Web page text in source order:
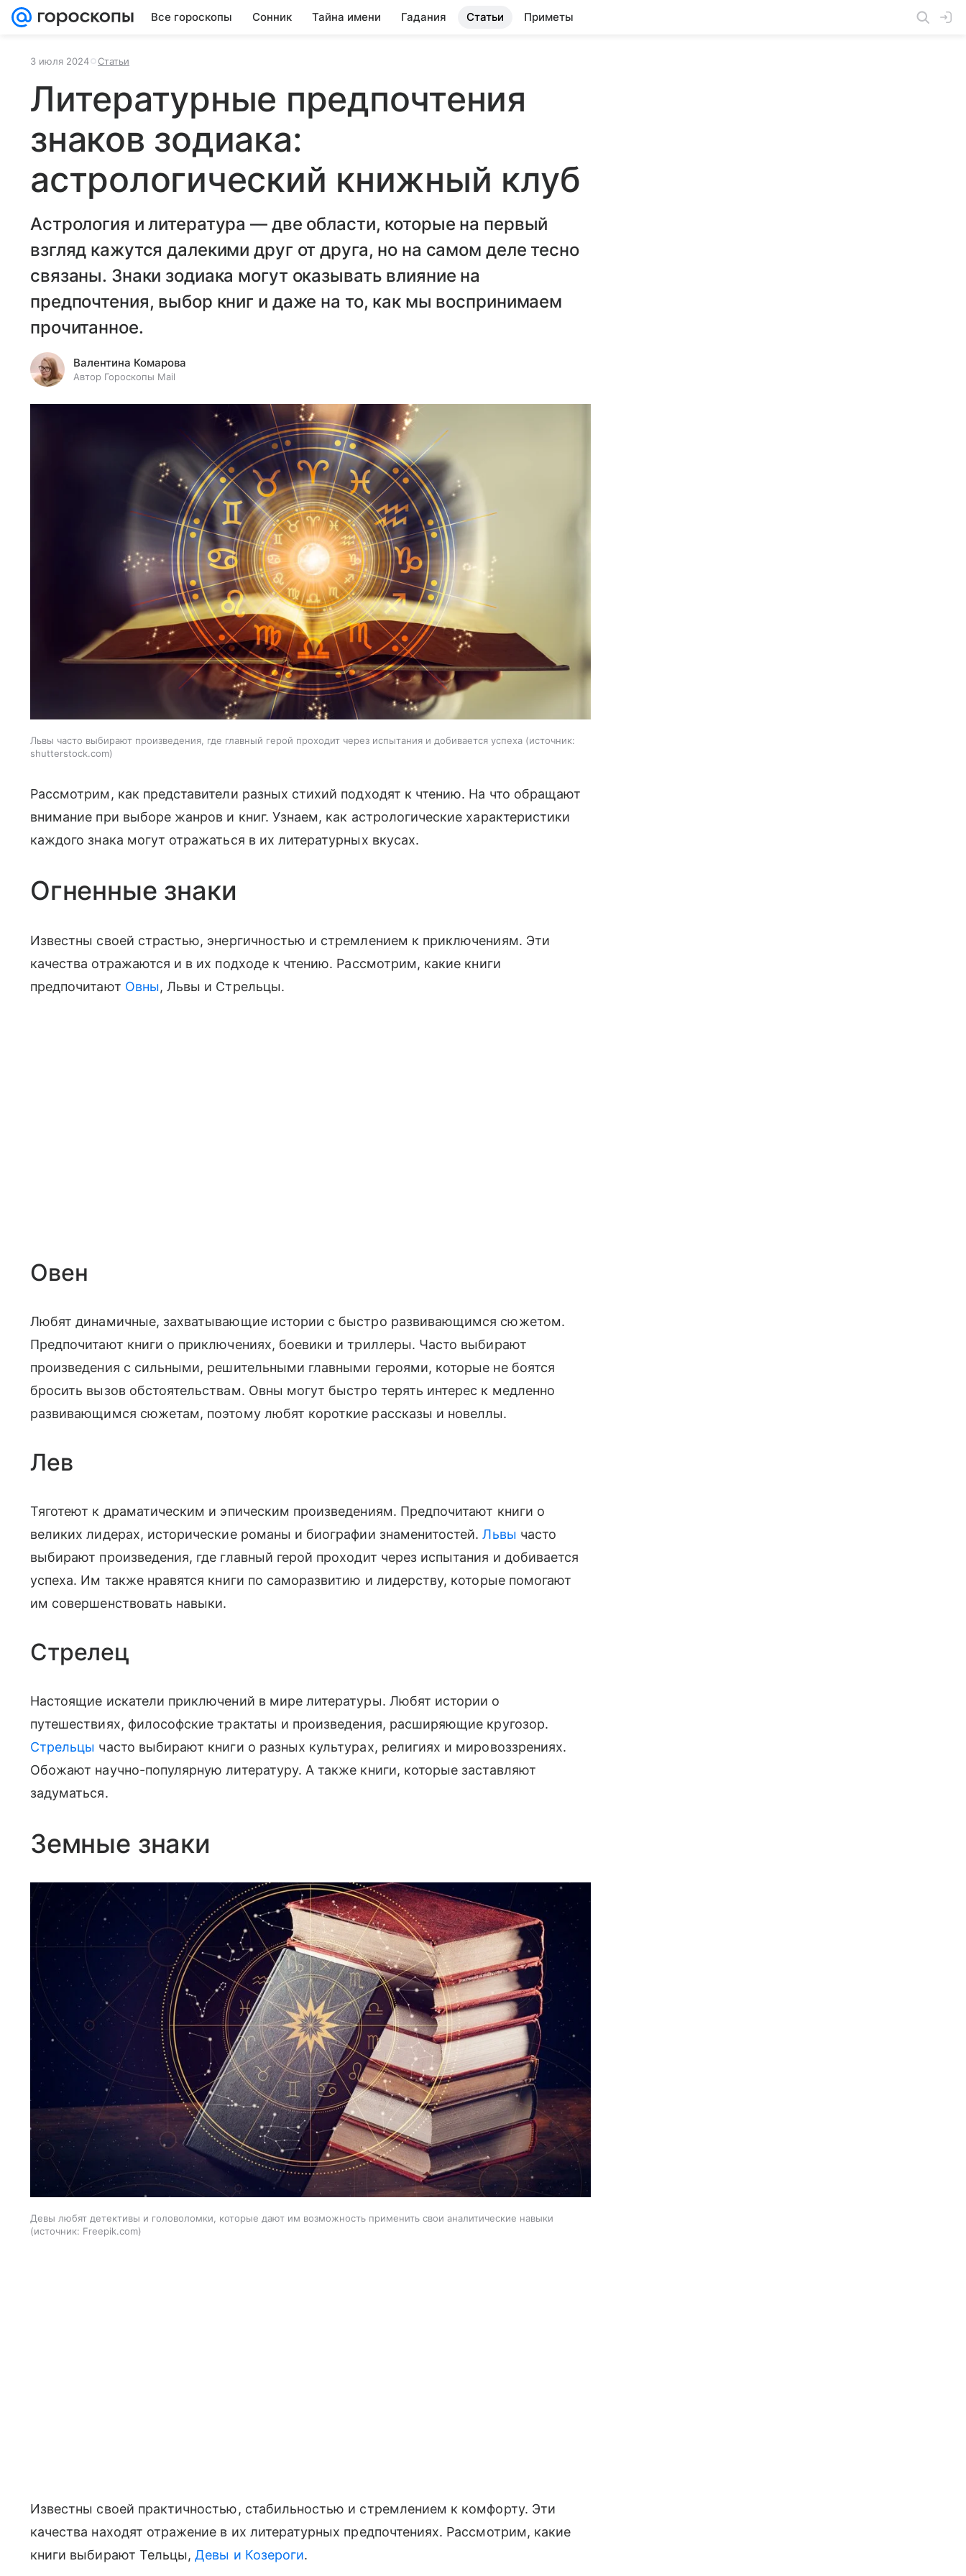
Все гороскопы Сонник Тайна имени Гадания Статьи Приметы
3 июля 2024 Статьи
Литературные предпочтения
знаков зодиака:
астрологический книжный клуб
Астрология и литература — две области, которые на первый
взгляд кажутся далекими друг от друга, но на самом деле тесно
связаны. Знаки зодиака могут оказывать влияние на
предпочтения, выбор книг и даже на то, как мы воспринимаем
прочитанное.
Валентина Комарова
Автор Гороскопы Mail
Львы часто выбирают произведения, где главный герой проходит через испытания и добивается успеха
источник:
shutterstock.com
Рассмотрим, как представители разных стихий подходят к чтению. На что обращают
внимание при выборе жанров и книг. Узнаем, как астрологические характеристики
каждого знака могут отражаться в их литературных вкусах.
Огненные знаки
Известны своей страстью, энергичностью и стремлением к приключениям. Эти
качества отражаются и в их подходе к чтению. Рассмотрим, какие книги
предпочитают Овны, Львы и Стрельцы.
Овен
Любят динамичные, захватывающие истории с быстро развивающимся сюжетом.
Предпочитают книги о приключениях, боевики и триллеры. Часто выбирают
произведения с сильными, решительными главными героями, которые не боятся
бросить вызов обстоятельствам. Овны могут быстро терять интерес к медленно
развивающимся сюжетам, поэтому любят короткие рассказы и новеллы.
Лев
Тяготеют к драматическим и эпическим произведениям. Предпочитают книги о
великих лидерах, исторические романы и биографии знаменитостей.Львы часто
выбирают произведения, где главный герой проходит через испытания и добивается
успеха. Им также нравятся книги по саморазвитию и лидерству, которые помогают
им совершенствовать навыки.
Стрелец
Настоящие искатели приключений в мире литературы. Любят истории о
путешествиях, философские трактаты и произведения, расширяющие кругозор.
Стрельцы часто выбирают книги о разных культурах, религиях и мировоззрениях.
Обожают научно-популярную литературу. А также книги, которые заставляют
задуматься.
Земные знаки
Девы любят детективы и головоломки, которые дают им возможность применить свои аналитические навыки
источник: Freepik.com
Известны своей практичностью, стабильностью и стремлением к комфорту. Эти
качества находят отражение в их литературных предпочтениях. Рассмотрим, какие
книги выбирают Тельцы,Девы и Козероги.